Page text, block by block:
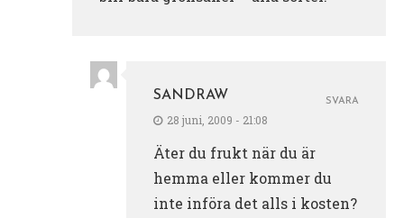
SANDRAW
28 juni, 2009 - 21:08
Äter du frukt när du är
hemma eller kommer du
inte införa det alls i kosten?
SVARA